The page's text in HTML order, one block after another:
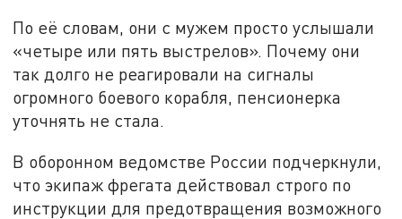
По её словам, они с мужем просто услышали
«четыре или пять выстрелов». Почему они
так долго не реагировали на сигналы
огромного боевого корабля, пенсионерка
уточнять не стала.
В оборонном ведомстве России подчеркнули,
что экипаж фрегата действовал строго по
инструкции для предотвращения возможного